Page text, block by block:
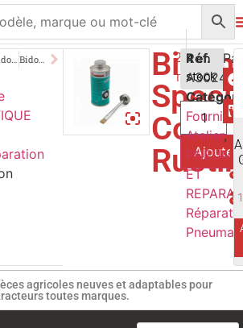
Bidon Spécial Colle Emplâtre 175g Bidon Nettoyant 250ml
Bidon
Colle
21,00€
TTC
4 en
stock
Ajouter
Réf.
A3024
Atelier,
ET
agricoles neuves et adaptables pour
toutes marques.